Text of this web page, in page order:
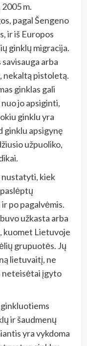
m.
pagal Šengeno
ir iš Europos
ginklų migracija.
arba
nekaltą pistoletą.
ginklas gali
jo apsiginti,
ginklu yra
ginklu apsigynę
užpuoliko,
nustatyti, kiek
po pagalvėmis.
užkasta arba
kuomet Lietuvoje
grupuotės. Jų
lietuvaitį, ne
neteisėtai įgyto
ir šaudmenų
yra vykdoma